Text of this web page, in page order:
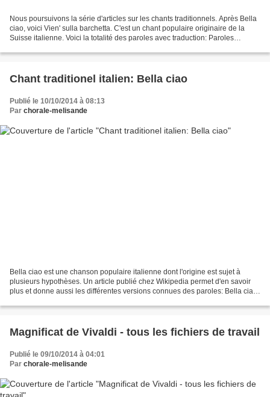
Nous poursuivons la série d'articles sur les chants traditionnels. Après Bella
ciao, voici Vien' sulla barchetta. C'est un chant populaire originaire de la
Suisse italienne. Voici la totalité des paroles avec traduction: Paroles
Chant traditionel italien: Bella ciao
Publié le 10/10/2014 à 08:13
Par chorale-melisande
Bella ciao est une chanson populaire italienne dont l'origine est sujet à
plusieurs hypothèses. Un article publié chez Wikipedia permet d'en savoir
plus et donne aussi les différentes versions connues des paroles: Bella ciao
Magnificat de Vivaldi - tous les fichiers de travail
Publié le 09/10/2014 à 04:01
Par chorale-melisande